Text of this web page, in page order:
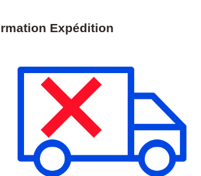
Les expéditions seront suspendues du 07 au